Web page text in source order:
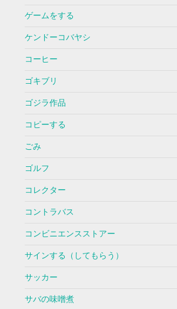
ゲームをする
ケンドーコバヤシ
コーヒー
ゴキブリ
ゴジラ作品
コピーする
ごみ
ゴルフ
コレクター
コントラバス
コンビニエンスストアー
サインする（してもらう）
サッカー
サバの味噌煮